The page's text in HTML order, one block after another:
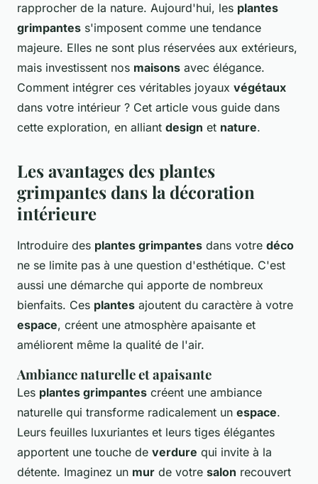
rapprocher de la nature. Aujourd'hui, les plantes
grimpantes s'imposent comme une tendance
majeure. Elles ne sont plus réservées aux extérieurs,
mais investissent nos maisons avec élégance.
Comment intégrer ces véritables joyaux végétaux
dans votre intérieur ? Cet article vous guide dans
cette exploration, en alliant design et nature.
Les avantages des plantes
grimpantes dans la décoration
intérieure
Introduire des plantes grimpantes dans votre déco
ne se limite pas à une question d'esthétique. C'est
aussi une démarche qui apporte de nombreux
bienfaits. Ces plantes ajoutent du caractère à votre
espace, créent une atmosphère apaisante et
améliorent même la qualité de l'air.
Ambiance naturelle et apaisante
Les plantes grimpantes créent une ambiance
naturelle qui transforme radicalement un espace.
Leurs feuilles luxuriantes et leurs tiges élégantes
apportent une touche de verdure qui invite à la
détente. Imaginez un mur de votre salon recouvert